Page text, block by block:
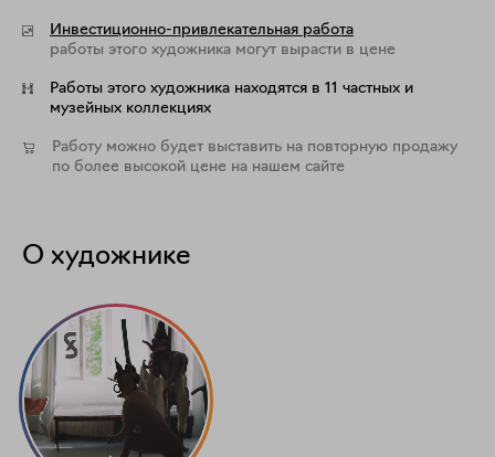
Инвестиционно-привлекательная работа
работы этого художника могут вырасти в цене
Работы этого художника находятся в 11 частных и
музейных коллекциях
Работу можно будет выставить на повторную продажу
по более высокой цене на нашем сайте
О художнике